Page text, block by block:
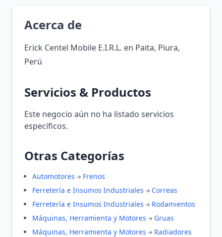
Acerca de
Erick Centel Mobile E.I.R.L. en Paita, Piura,
Perú
Servicios & Productos
Este negocio aún no ha listado servicios
específicos.
Otras Categorías
Automotores
Frenos
Ferretería e Insumos Industriales
Correas
Ferretería e Insumos Industriales
Rodamientos
Máquinas, Herramienta y Motores
Gruas
Máquinas, Herramienta y Motores
Radiadores